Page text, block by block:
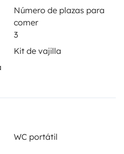
Número de plazas para
comer
3
Kit de vajilla
WC portátil